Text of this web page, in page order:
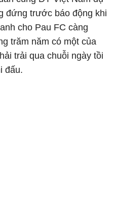
đứng trước báo động khi
cho Pau FC càng
trăm năm có một của
trải qua chuỗi ngày tồi
đấu.